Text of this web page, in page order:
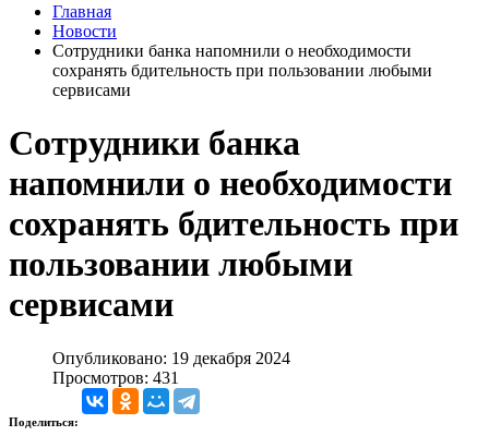
Главная
Новости
Сотрудники банка напомнили о необходимости
сохранять бдительность при пользовании любыми
сервисами
Сотрудники банка
напомнили о необходимости
сохранять бдительность при
пользовании любыми
сервисами
Опубликовано: 19 декабря 2024
Просмотров: 431
Поделиться: